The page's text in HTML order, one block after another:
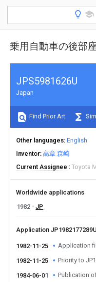
乗用自動車の後部
JPS5981626U
Japan
Find Prior Art
Other languages English
Inventor 高章 森崎
Current Assignee
Toyota
Worldwide applications
1982
JP
Application
1982-11-25 Application
1982-11-25 Priority to
1984-06-01 Publication